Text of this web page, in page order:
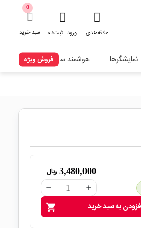
علاقه‌مندی ورود | ثبت‌نام
0
سبد خرید
نمایشگرها هوشمند سازیفروش ویژه
3,480,000 ریال
remove add
shopping_cart به سبد خرید